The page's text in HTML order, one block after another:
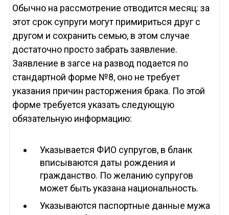
Обычно на рассмотрение отводится месяц: за
этот срок супруги могут примириться друг с
другом и сохранить семью, в этом случае
достаточно просто забрать заявление.
Заявление в загсе на развод подается по
стандартной форме №8, оно не требует
указания причин расторжения брака. По этой
форме требуется указать следующую
обязательную информацию:
Указывается ФИО супругов, в бланк
вписываются даты рождения и
гражданство. По желанию супругов
может быть указана национальность.
Указываются паспортные данные мужа